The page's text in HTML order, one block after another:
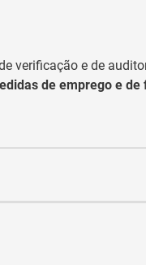
verificação e de
de emprego e